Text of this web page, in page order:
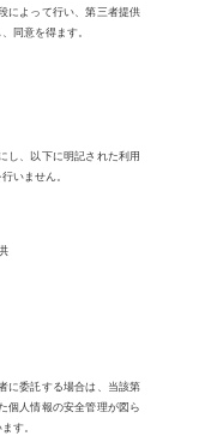
によって行い、第三者提供
同意を得ます。
し、以下に明記された利用
いません。
に委託する場合は、当該第
個人情報の安全管理が図ら
す。